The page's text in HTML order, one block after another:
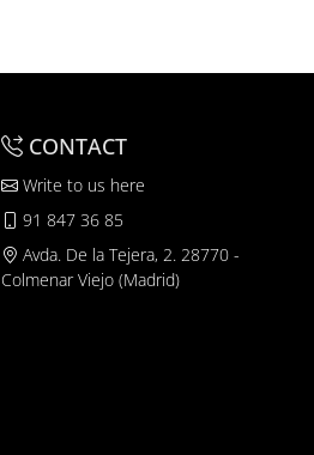
CONTACT
Write to us here
91 847 36 85
Avda. De la Tejera, 2. 28770 -
Colmenar Viejo (Madrid)